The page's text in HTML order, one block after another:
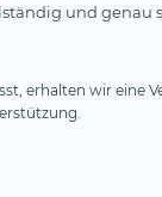
und genau
erhalten wir eine